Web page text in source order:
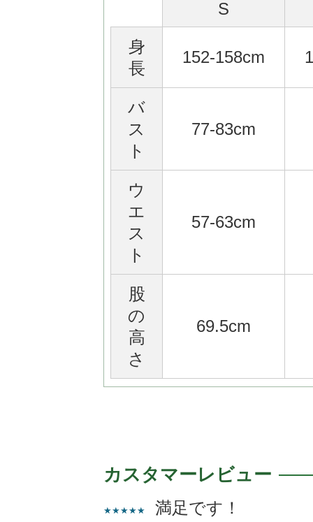
S
身
長
152-158cm
バ
ス
ト
77-83cm
ウ
エ
ス
ト
57-63cm
股
の
高
さ
69.5cm
カスタマーレビュー
★★★★★
満足です！